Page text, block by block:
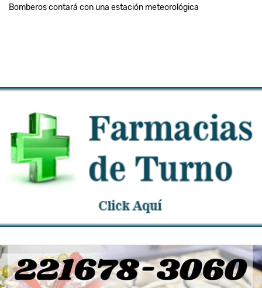
Bomberos contará con una estación meteorológica